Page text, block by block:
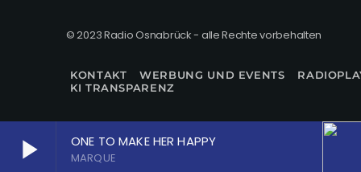
play_arrow ONE TO MAKE HER HAPPY
MARQUE
© 2023 Radio Osnabrück - alle Rechte vorbehalten
KONTAKT WERBUNG UND EVENTS
KI TRANSPARENZ